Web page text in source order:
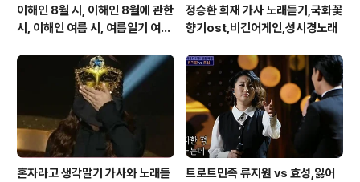
이해인 8월 시, 이해인 8월에 관한
시, 이해인 여름 시, 여름일기 여름
정승환 희재 가사 노래듣기,국화꽃
향기ost,비긴어게인,성시경노래
혼자라고 생각말기 가사와 노래듣
트로트민족 류지원 vs 효성,잃어